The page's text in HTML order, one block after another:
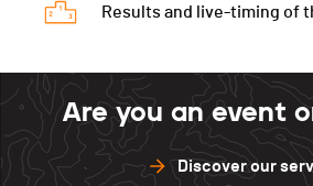
Results and live-timing of
Are you an event
Discover our